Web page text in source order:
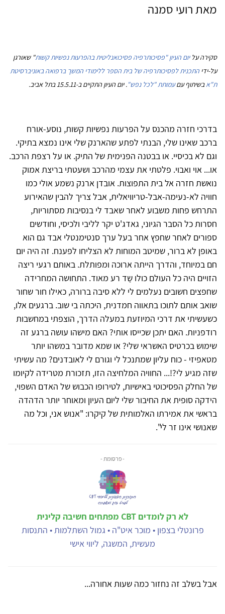
מאת רועי סמנה
סקירה עליום העיון "פסיכותרפיה פסיכואנליטית בהפרעות נפשיות קשות" שאורגן
על-ידי התכנית לפסיכותרפיה של בית הספר ללימודי המשך ברפואה באוניברסיטת
ת"אבשיתוף עםעמותת "לכל נפש". יום העיון התקיים ב-15.5.11 בתל אביב.
בדרכי חזרה מהכנס על הפרעות נפשיות קשות, נוסע-אורח
ברכב שאינו שלי, הבנתי לפתע שהארנק שלי אינו נמצא בתיקי.
וגם לא בכיסיי. או בבטנה הפנימית של התיק. או על רצפת הרכב.
או... אוי ואבוי. פלטתי את עצמי מהרכב ושעטתי בריצת אמוק
נואשת חזרה אל בית התפוצות. אובדן ארנק נשמע אולי כמו
חוויה לא-נעימה-אבל-טריוויאלית, אבל צריך להבין שהאירוע
התרחש פחות משבוע לאחר שאבד לי בנסיבות מסתוריות,
חסרות כל הסבר הגיוני, גאדג'ט יקר לליבי ולכיסי, וחודשים
ספורים לאחר שחפץ אחר בעל ערך סנטימנטלי אבד גם הוא
באופן לא ברור, שמיטב המוחות לא הצליחו לפענח. זה היה יום
חם במיוחד, והדרך הייתה ארוכה ומפותלת. באותם רגעי ריצה
הזויים היה כל העולם כולו שַד רע מאוד. התחושה המחרידה
שחפצים חשובים נעלמים לי ללא סיבה ברורה, כאילו חור שחור
שואב אותם לתוכו בתאווה חמדנית, היכתה בי שוב. ברגעים אלו,
כשעשיתי את דרכי המיוזעת במעלה הדרך, הוצפתי במחשבות
רודפניות. האם יתכן שכייסו אותי? האם מישהו עושה ברגע זה
שימוש בכרטיס האשראי שלי? או שמא מדובר במשהו יותר
מטאפיזי - כוח עליון שמתנכל לי וגורם לי לאובדנים? מה עשיתי
שזה מגיע לי?!... החוויה המלחיצה הזו, תזכורת מטרידה לקיומו
של החלק הפסיכוטי באישיות, לטירופו הכבוש של האדם השפוי,
הידקה סופית את החיבור שלי ליום העיון ומאוחר יותר הדהדה
בראשי את אמירתו האלמותית של קיקרו: "אנוש אני, וכל מה
שאנושי אינו זר לי".
- פרסומת -
לא רק לומדים CBT מפתחים חשיבה קלינית
פרונטלי בצפון • מוכר איט"ה • גמול השתלמות • התנסות
מעשית, המשגה, ליווי אישי
אבל בשלב זה נחזור כמה שעות אחורה...